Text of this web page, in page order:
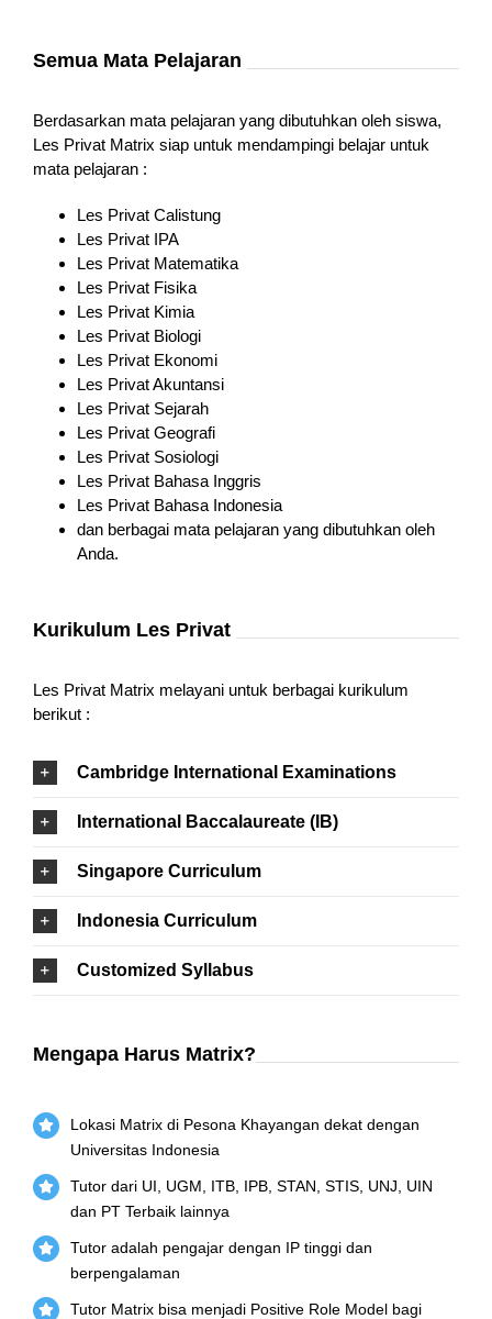
Semua Mata Pelajaran
Berdasarkan mata pelajaran yang dibutuhkan oleh siswa,
Les Privat Matrix siap untuk mendampingi belajar untuk
mata pelajaran :
Les Privat Calistung
Les Privat IPA
Les Privat Matematika
Les Privat Fisika
Les Privat Kimia
Les Privat Biologi
Les Privat Ekonomi
Les Privat Akuntansi
Les Privat Sejarah
Les Privat Geografi
Les Privat Sosiologi
Les Privat Bahasa Inggris
Les Privat Bahasa Indonesia
dan berbagai mata pelajaran yang dibutuhkan oleh
Anda.
Kurikulum Les Privat
Les Privat Matrix melayani untuk berbagai kurikulum
berikut :
Cambridge International Examinations
International Baccalaureate (IB)
Singapore Curriculum
Indonesia Curriculum
Customized Syllabus
Mengapa Harus Matrix?
Lokasi Matrix di Pesona Khayangan dekat dengan
Universitas Indonesia
Tutor dari UI, UGM, ITB, IPB, STAN, STIS, UNJ, UIN
dan PT Terbaik lainnya
Tutor adalah pengajar dengan IP tinggi dan
berpengalaman
Tutor Matrix bisa menjadi Positive Role Model bagi